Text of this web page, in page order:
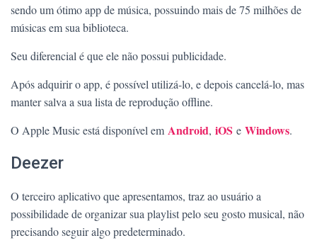
sendo um ótimo app de música, possuindo mais de 75 milhões de
músicas em sua biblioteca.
Seu diferencial é que ele não possui publicidade.
Após adquirir o app, é possível utilizá-lo, e depois cancelá-lo, mas
manter salva a sua lista de reprodução offline.
O Apple Music está disponível em Android, iOS e Windows.
Deezer
O terceiro aplicativo que apresentamos, traz ao usuário a
possibilidade de organizar sua playlist pelo seu gosto musical, não
precisando seguir algo predeterminado.